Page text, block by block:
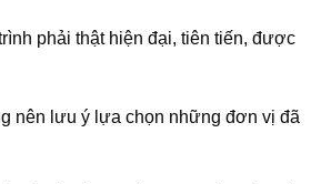
phải thật hiện đại, tiên tiến, được
nên lưu ý lựa chọn những đơn vị đã